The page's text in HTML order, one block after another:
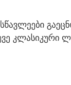
კლასიკური